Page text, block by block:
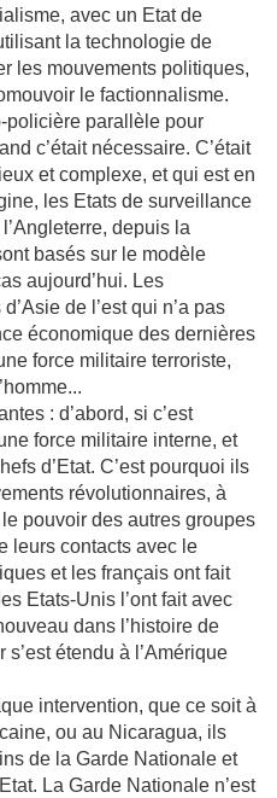
avec un Etat de
la technologie de
les mouvements politiques,
le factionnalisme.
policière parallèle pour
c’était nécessaire. C’était
et complexe, et qui est en
les Etats de surveillance
depuis la
basés sur le modèle
aujourd’hui. Les
de l’est qui n’a pas
économique des dernières
force militaire terroriste,
: d’abord, si c’est
force militaire interne, et
d’Etat. C’est pourquoi ils
révolutionnaires, à
pouvoir des autres groupes
leurs contacts avec le
et les français ont fait
Etats-Unis l’ont fait avec
dans l’histoire de
s’est étendu à l’Amérique
intervention, que ce soit à
ou au Nicaragua, ils
de la Garde Nationale et
La Garde Nationale n’est